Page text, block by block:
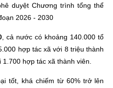
duyệt Chương trình tổng thể
2026 - 2030
, cả nước có khoảng 140.000 tổ
hợp tác xã với 8 triệu thành
hợp tác xã thành viên.
tốt, khá chiếm từ 60% trở lên